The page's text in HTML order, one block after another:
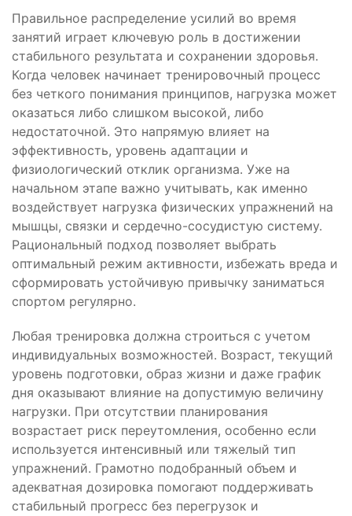
Правильное распределение усилий во время
занятий играет ключевую роль в достижении
стабильного результата и сохранении здоровья.
Когда человек начинает тренировочный процесс
без четкого понимания принципов, нагрузка может
оказаться либо слишком высокой, либо
недостаточной. Это напрямую влияет на
эффективность, уровень адаптации и
физиологический отклик организма. Уже на
начальном этапе важно учитывать, как именно
воздействует нагрузка физических упражнений на
мышцы, связки и сердечно-сосудистую систему.
Рациональный подход позволяет выбрать
оптимальный режим активности, избежать вреда и
сформировать устойчивую привычку заниматься
спортом регулярно.
Любая тренировка должна строиться с учетом
индивидуальных возможностей. Возраст, текущий
уровень подготовки, образ жизни и даже график
дня оказывают влияние на допустимую величину
нагрузки. При отсутствии планирования
возрастает риск переутомления, особенно если
используется интенсивный или тяжелый тип
упражнений. Грамотно подобранный объем и
адекватная дозировка помогают поддерживать
стабильный прогресс без перегрузок и